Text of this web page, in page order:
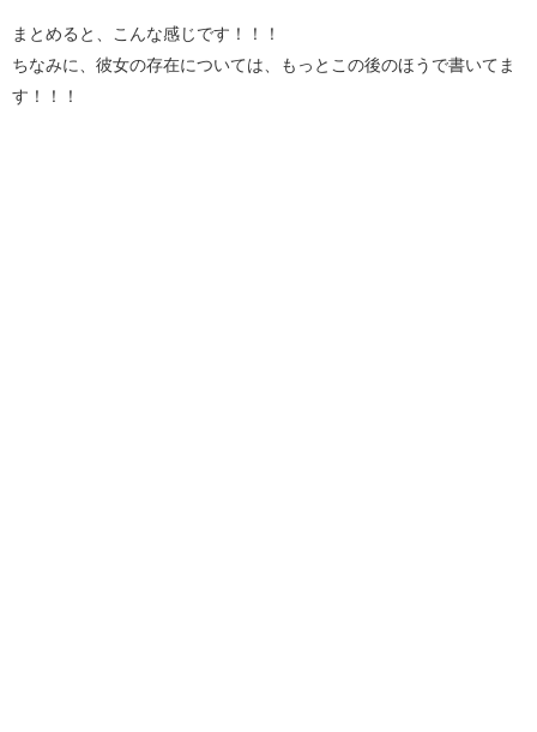
まとめると、こんな感じです！！！
ちなみに、彼女の存在については、もっとこの後のほうで書いてま
す！！！